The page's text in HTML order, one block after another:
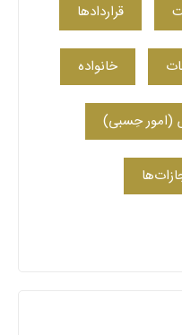
قراردادها
خانواده
(امور حِسبی)